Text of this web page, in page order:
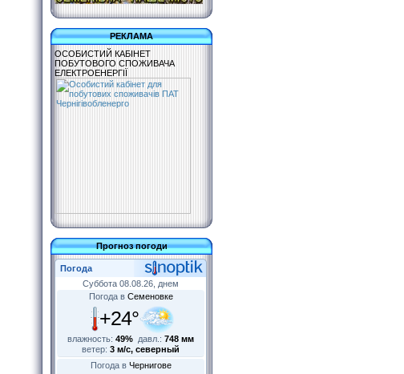
РЕКЛАМА
ОСОБИСТИЙ КАБІНЕТ
ПОБУТОВОГО СПОЖИВАЧА
ЕЛЕКТРОЕНЕРГІЇ
Прогноз погоди
Погода
Суббота 08.08.26, днем
Погода в Семеновке
+24°
влажность: 49% давл.: 748 мм
ветер: 3 м/с, северный
Погода в Чернигове